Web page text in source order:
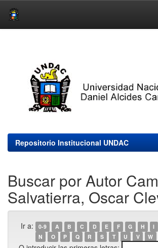
Repositorio Institucional UNDAC
Buscar por Autor
Salvatierra, Oscar
Ir a: 0-9 A B C D E F G H I
N
O P Q R S T U V W